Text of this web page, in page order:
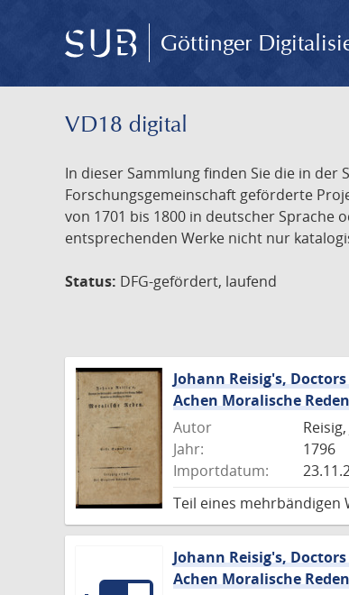
Göttinger
VD18 digital
In dieser Sammlung finden Sie die in
Forschungsgemeinschaft geförderte
von 1701 bis 1800 in deutscher Sprache
entsprechenden Werke nicht nur
Status: DFG-gefördert, laufend
Johann Reisig's,
Achen Moralische Reden
Autor
Jahr:
1796
Importdatum:
Teil eines mehrbändigen
Johann Reisig's,
Achen Moralische Reden